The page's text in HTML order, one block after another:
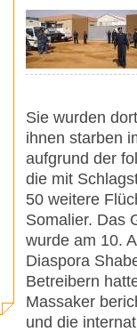
Sie wurden
ihnen starben
aufgrund der
die mit
50 weitere
Somalier. Das
wurde am 10.
Diaspora
Betreibern
Massaker
und die